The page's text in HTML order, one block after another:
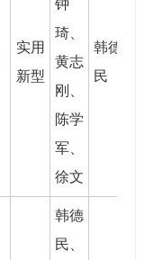
实用
新型
钟
琦、
黄志
刚
陈学
军、
徐文
韩德
民
韩德
民